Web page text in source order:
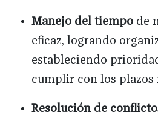
Manejo del tiempo de
eficaz, logrando
estableciendo
cumplir con los plazos
Resolución de